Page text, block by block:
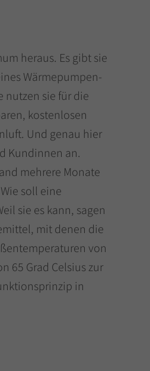
heraus. Es gibt sie
Wärmepumpen-
nutzen sie für die
kostenlosen
Und genau hier
Kundinnen an.
mehrere Monate
soll eine
sie es kann, sagen
mit denen die
von
65 Grad Celsius zur
in